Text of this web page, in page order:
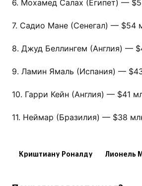
6. Мохамед Салах (Египет) —
7. Садио Мане (Сенегал) — $54
8. Джуд Беллингем (Англия) —
9. Ламин Ямаль (Испания) —
10. Гарри Кейн (Англия) — $41
11. Неймар (Бразилия) — $38
Криштиану Роналду Лионель